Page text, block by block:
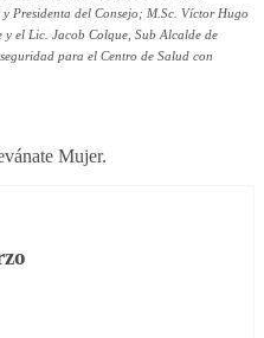
Presidenta del Consejo; M.Sc. Víctor Hugo
el Lic. Jacob Colque, Sub Alcalde de
para el Centro de Salud con
Mujer.